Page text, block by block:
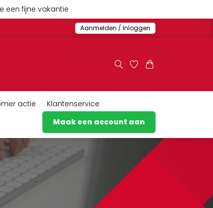
een fijne vakantie
Aanmelden / Inloggen
actie
Klantenservice
Maak een account aan